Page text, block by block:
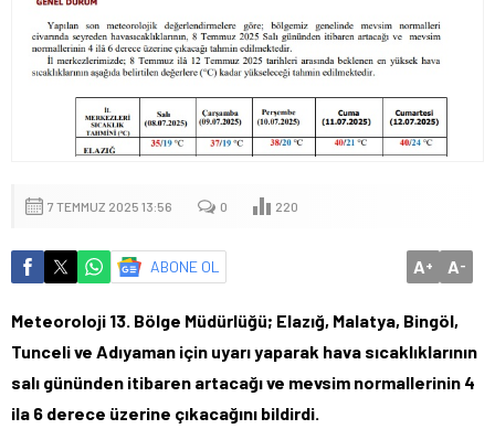
7 TEMMUZ 2025 13:56 0 220
ABONE OL A+ A-
Meteoroloji 13. Bölge Müdürlüğü; Elazığ, Malatya, Bingöl,
Tunceli ve Adıyaman için uyarı yaparak hava sıcaklıklarının
salı gününden itibaren artacağı ve mevsim normallerinin 4
ila 6 derece üzerine çıkacağını bildirdi.